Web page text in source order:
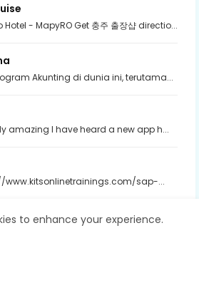
Hotel - MapyRO Get 충주 출장샵 directio...
Akunting di dunia ini, terutama...
amazing I have heard a new app h...
www.kitsonlinetrainings.com/sap-...
to enhance your experience.